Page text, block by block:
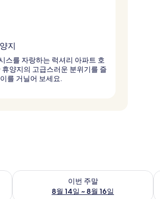
지
스를 자랑하는 럭셔리 아파트 호
양지의 고급스러운 분위기를 즐
를 거닐어 보세요.
11일
이번 주말
8월 14일 ~ 8월 16일
이번 주말 예약 가능 여부 확인, 8월 14일 ~